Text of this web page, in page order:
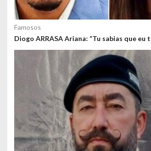
Famosos
Diogo ARRASA Ariana: “Tu sabias que eu